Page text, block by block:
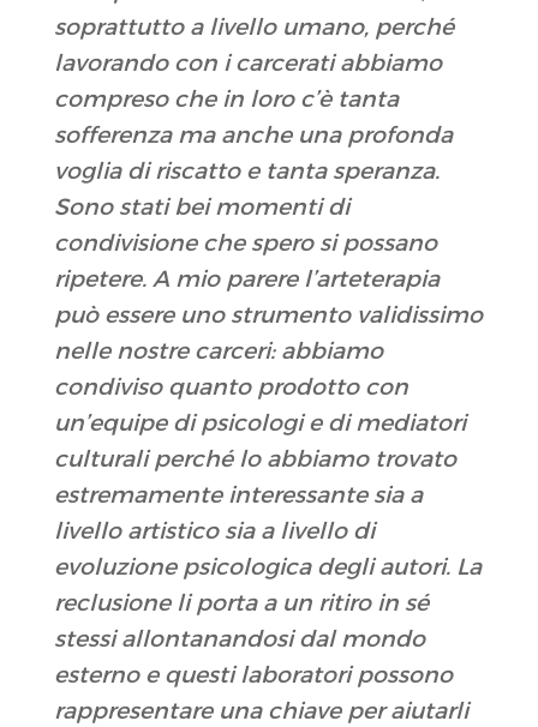
soprattutto a livello umano, perché
lavorando con i carcerati abbiamo
compreso che in loro c’è tanta
sofferenza ma anche una profonda
voglia di riscatto e tanta speranza.
Sono stati bei momenti di
condivisione che spero si possano
ripetere. A mio parere l’arteterapia
può essere uno strumento validissimo
nelle nostre carceri: abbiamo
condiviso quanto prodotto con
un’equipe di psicologi e di mediatori
culturali perché lo abbiamo trovato
estremamente interessante sia a
livello artistico sia a livello di
evoluzione psicologica degli autori. La
reclusione li porta a un ritiro in sé
stessi allontanandosi dal mondo
esterno e questi laboratori possono
rappresentare una chiave per aiutarli